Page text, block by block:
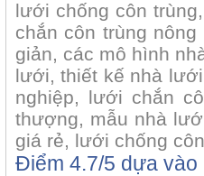
lưới chống côn
chắn côn trùng
giản, các mô hình
lưới, thiết kế nhà
nghiệp, lưới chắn
thượng, mẫu nhà
giá rẻ, lưới chống
Điểm 4.7/5 dựa vào